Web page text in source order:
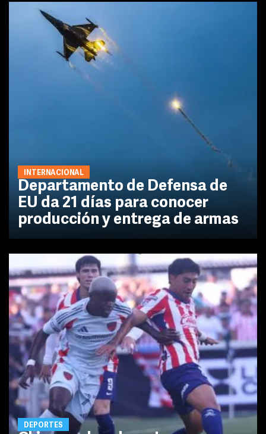
INTERNACIONAL
Departamento de Defensa de
EU da 21 días para conocer
producción y entrega de armas
DEPORTES